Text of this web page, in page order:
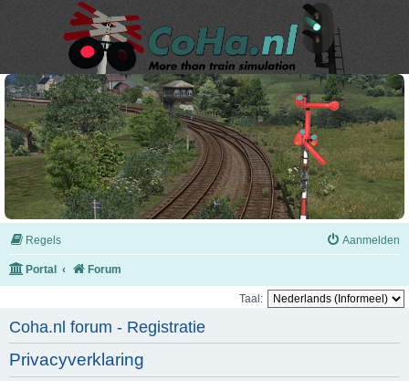
Regels Aanmelden
Portal Forum
Taal:
Coha.nl forum - Registratie
Privacyverklaring